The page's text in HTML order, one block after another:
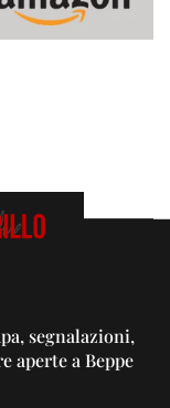
segnalazioni,
aperte a Beppe